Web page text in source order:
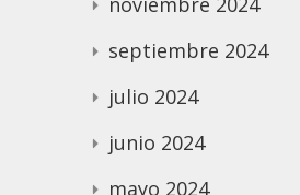
septiembre 2024
julio 2024
junio 2024
mayo 2024